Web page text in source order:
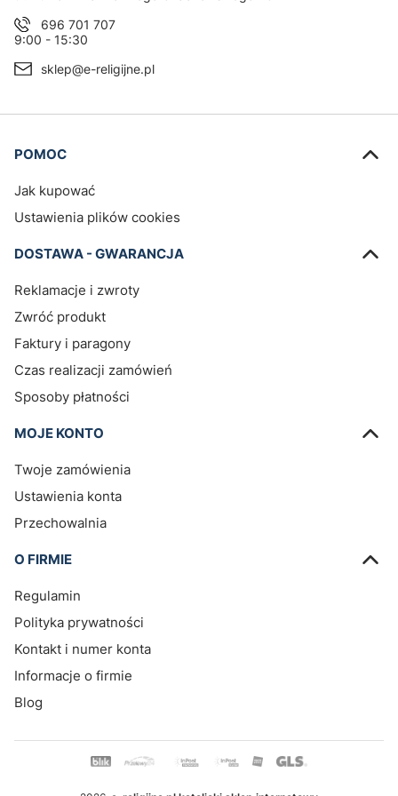
696 701 707
9:00 - 15:30
sklep@e-religijne.pl
Linki w stopce
POMOC
Jak kupować
Ustawienia plików cookies
DOSTAWA - GWARANCJA
Reklamacje i zwroty
Zwróć produkt
Faktury i paragony
Czas realizacji zamówień
Sposoby płatności
MOJE KONTO
Twoje zamówienia
Ustawienia konta
Przechowalnia
O FIRMIE
Regulamin
Polityka prywatności
Kontakt i numer konta
Informacje o firmie
Blog